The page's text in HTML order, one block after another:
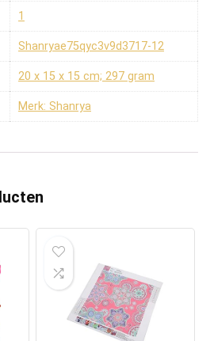
‎1
‎Shanryae75qyc3v9d3717-12
‎20 x 15 x 15 cm; 297 gram
Merk: Shanrya